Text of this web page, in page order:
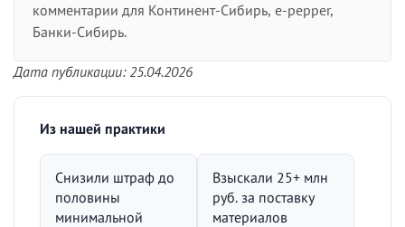
комментарии для Континент-Сибирь, e-pepper,
Банки-Сибирь.
Дата публикации: 25.04.2026
Из нашей практики
Снизили штраф до
половины
минимальной
Взыскали 25+ млн
руб. за поставку
материалов